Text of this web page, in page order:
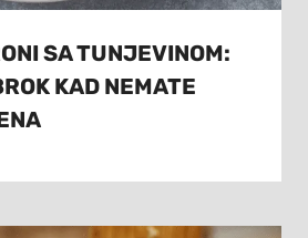
SA TUNJEVINOM:
KAD NEMATE